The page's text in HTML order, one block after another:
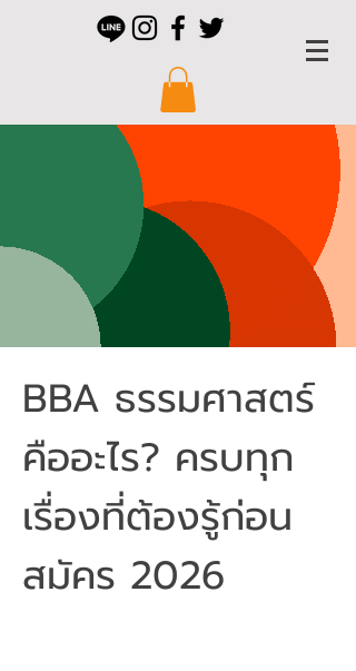
BBA ธรรมศาสตร์
คืออะไร? ครบทุก
เรื่องที่ต้องรู้ก่อน
สมัคร 2026